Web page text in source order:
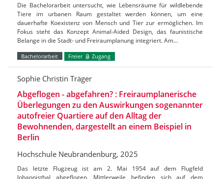
Die Bachelorarbeit untersucht, wie Lebensräume für wildlebende
Tiere im urbanen Raum gestaltet werden können, um eine
dauerhafte Koexistenz von Mensch und Tier zur ermöglichen. Im
Fokus steht das Konzept Animal-Aided Design, das faunistische
Belange in die Stadt- und Freiraumplanung integriert. Am…
Bachelorarbeit Freier Zugang
Sophie Christin Träger
Abgeflogen - abgefahren? : Freiraumplanerische
Überlegungen zu den Auswirkungen sogenannter
autofreier Quartiere auf den Alltag der
Bewohnenden, dargestellt an einem Beispiel in
Berlin
Hochschule Neubrandenburg, 2025
Das letzte Flugzeug ist am 2. Mai 1954 auf dem Flugfeld
Johannisthal abgeflogen. Mittlerweile befinden sich auf dem